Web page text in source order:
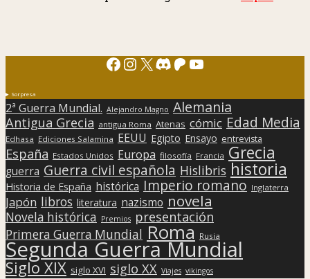
Facebook
Instagram
X Discord
Patreon
YouTube
Sorpresa
2ª Guerra Mundial. Alejandro Magno Alemania
Antigua Grecia antigua Roma Atenas cómic Edad Media
Edhasa Ediciones Salamina EEUU Egipto Ensayo entrevista
España Estados Unidos Europa filosofía Francia Grecia
guerra Guerra civil española Hislibris historia
Historia de España histórica Imperio romano Inglaterra
Japón libros literatura nazismo novela
Novela histórica Premios presentación
Primera Guerra Mundial Roma Rusia
Segunda Guerra Mundial
Siglo XIX siglo XVI siglo XX Viajes vikingos